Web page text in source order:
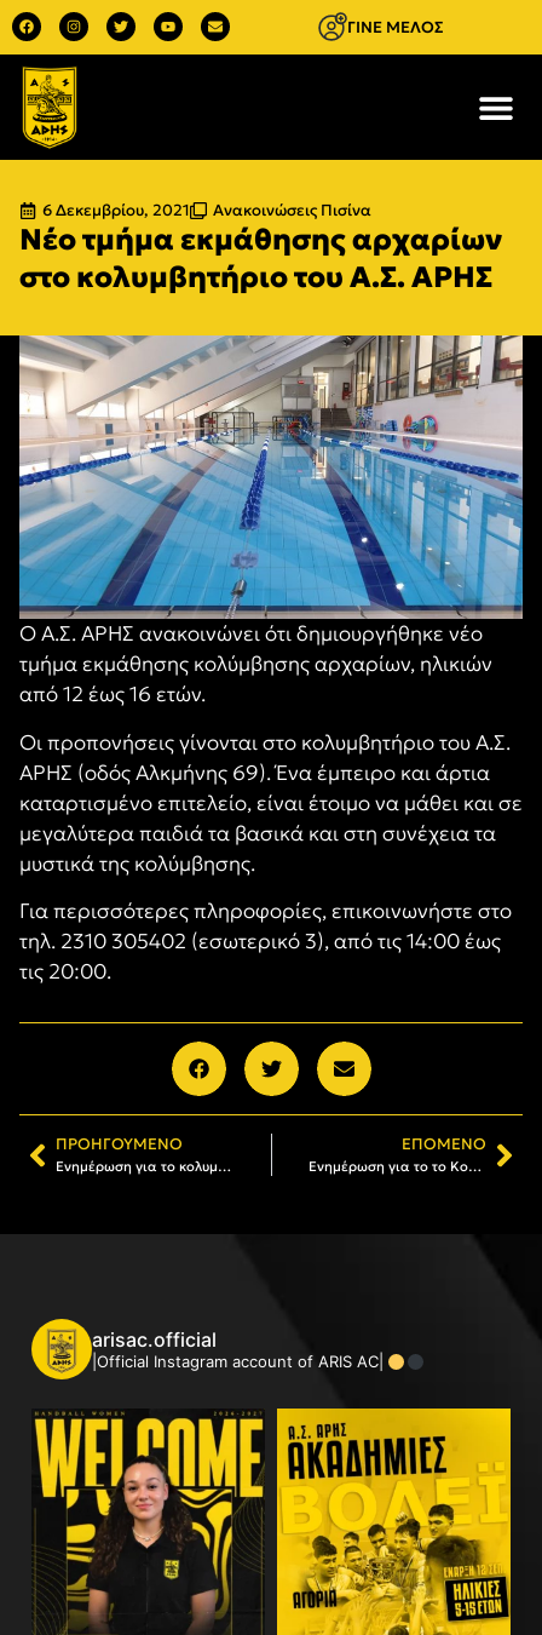
ΓΙΝΕ ΜΕΛΟΣ
6 Δεκεμβρίου, 2021 Ανακοινώσεις Πισίνα
Νέο τμήμα εκμάθησης αρχαρίων
στο κολυμβητήριο του Α.Σ. ΑΡΗΣ
Ο Α.Σ. ΑΡΗΣ ανακοινώνει ότι δημιουργήθηκε νέο
τμήμα εκμάθησης κολύμβησης αρχαρίων, ηλικιών
από 12 έως 16 ετών.
Οι προπονήσεις γίνονται στο κολυμβητήριο του Α.Σ.
ΑΡΗΣ (οδός Αλκμήνης 69). Ένα έμπειρο και άρτια
καταρτισμένο επιτελείο, είναι έτοιμο να μάθει και σε
μεγαλύτερα παιδιά τα βασικά και στη συνέχεια τα
μυστικά της κολύμβησης.
Για περισσότερες πληροφορίες, επικοινωνήστε στο
τηλ. 2310 305402 (εσωτερικό 3), από τις 14:00 έως
τις 20:00.
ΠΡΟΗΓΟΎΜΕΝΟ
Ενημέρωση για το κολυμβητήριο και το γυμναστήριο του ΑΡΗ
ΕΠΌΜΕΝΟ
Ενημέρωση για το το Κολυμβητήριο και το Γυμναστήριο του Α.Σ. ΑΡΗΣ
arisac.official
|Official Instagram account of ARIS AC|